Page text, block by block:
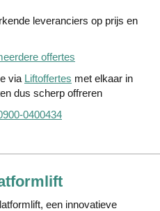
leveranciers op prijs en
offertes
via Liftoffertes met elkaar in
dus scherp offreren
0400434
een innovatieve